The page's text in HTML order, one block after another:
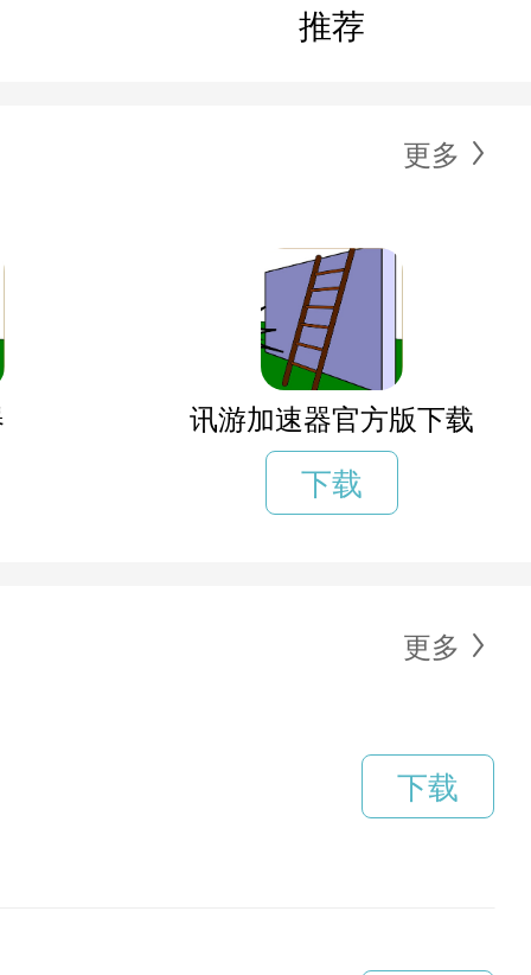
推荐
更多
讯游加速器官方版下载
下载
更多
下载